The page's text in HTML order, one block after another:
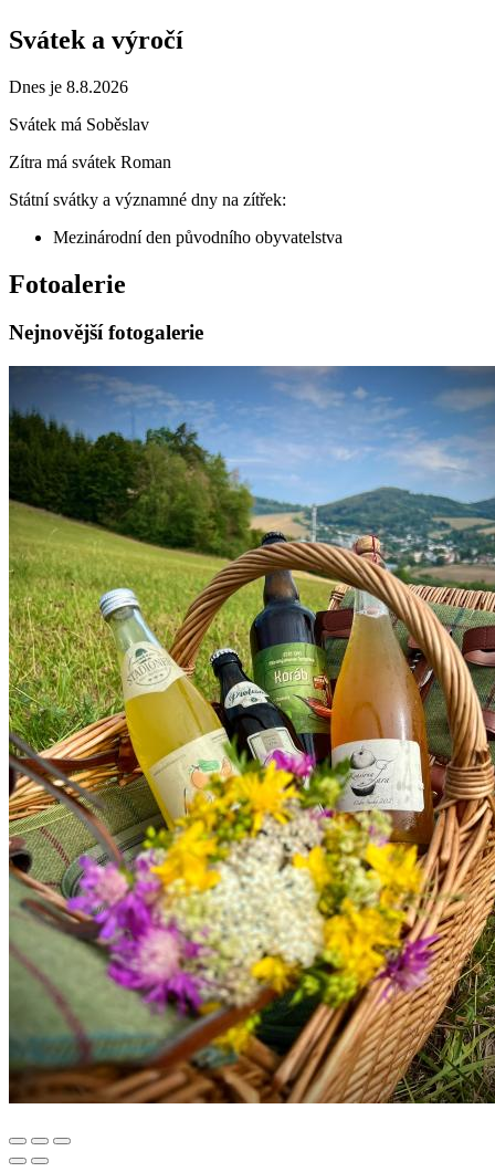
Svátek a výročí
Dnes je 8.8.2026
Svátek má Soběslav
Zítra má svátek Roman
Státní svátky a významné dny na zítřek:
Mezinárodní den původního obyvatelstva
Fotoalerie
Nejnovější fotogalerie